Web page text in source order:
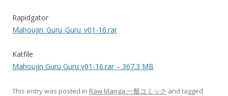
Rapidgator
Mahoujin_Guru_Guru_v01-16.rar
Katfile
Mahoujin Guru Guru v01-16.rar – 367.3 MB
This entry was posted in Raw Manga 一般コミック and tagged